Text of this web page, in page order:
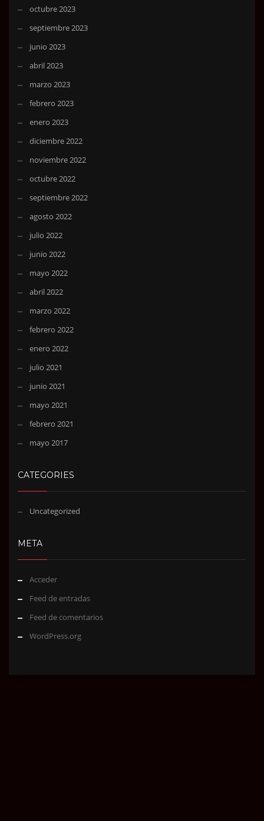
octubre 2023
septiembre 2023
junio 2023
abril 2023
marzo 2023
febrero 2023
enero 2023
diciembre 2022
noviembre 2022
octubre 2022
septiembre 2022
agosto 2022
julio 2022
junio 2022
mayo 2022
abril 2022
marzo 2022
febrero 2022
enero 2022
julio 2021
junio 2021
mayo 2021
febrero 2021
mayo 2017
CATEGORIES
Uncategorized
META
Acceder
Feed de entradas
Feed de comentarios
WordPress.org